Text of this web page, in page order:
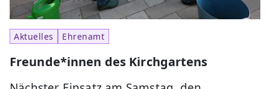
Aktuelles Ehrenamt
Freunde*innen des Kirchgartens